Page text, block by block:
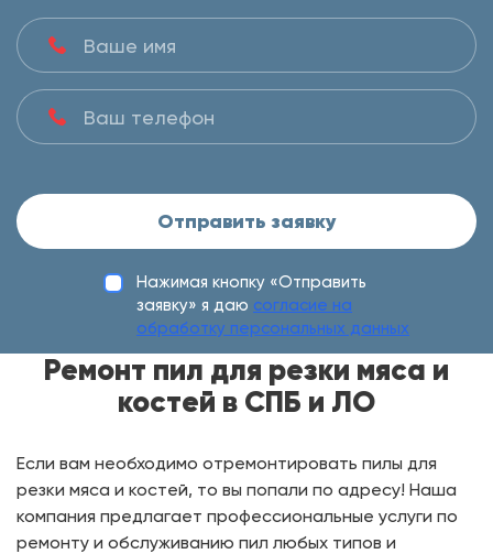
Отправить заявку
Нажимая кнопку «Отправить
заявку» я даю согласие на
обработку персональных данных
Ремонт пил для резки мяса и
костей в СПБ и ЛО
Если вам необходимо отремонтировать пилы для
резки мяса и костей, то вы попали по адресу! Наша
компания предлагает профессиональные услуги по
ремонту и обслуживанию пил любых типов и